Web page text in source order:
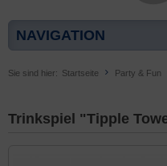
NAVIGATION
Sie sind hier: Startseite Party & Fun
Trinkspiel "Tipple